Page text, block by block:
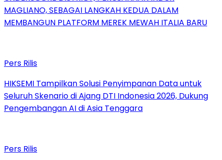
MAGLIANO, SEBAGAI LANGKAH KEDUA DALAM
MEMBANGUN PLATFORM MEREK MEWAH ITALIA BARU
Pers Rilis
HIKSEMI Tampilkan Solusi Penyimpanan Data untuk
Seluruh Skenario di Ajang DTI Indonesia 2026, Dukung
Pengembangan AI di Asia Tenggara
Pers Rilis